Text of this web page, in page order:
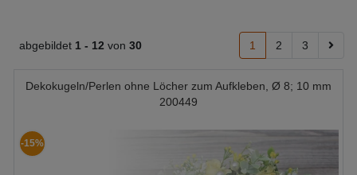
abgebildet 1 - 12 von 30 1 2 3
Dekokugeln/Perlen ohne Löcher zum Aufkleben, Ø 8; 10 mm
200449
-15%